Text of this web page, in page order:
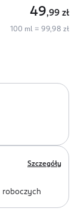
49,99 zł
100 ml = 99,98 zł
Szczegóły
roboczych